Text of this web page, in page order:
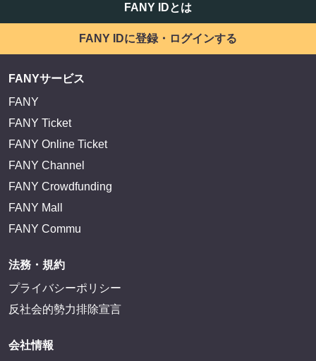
FANY IDとは
FANY IDに登録・ログインする
FANYサービス
FANY
FANY Ticket
FANY Online Ticket
FANY Channel
FANY Crowdfunding
FANY Mall
FANY Commu
法務・規約
プライバシーポリシー
反社会的勢力排除宣言
会社情報